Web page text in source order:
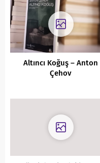
Altıncı Koğuş – Anton
Çehov